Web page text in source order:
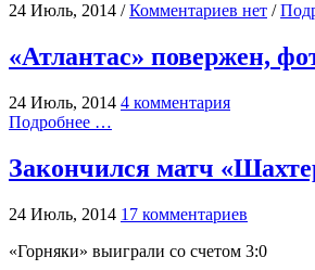
24 Июль, 2014 /Комментариев нет /
«Атлантас» повержен,
24 Июль, 2014 4 комментария
Подробнее …
Закончился матч
24 Июль, 2014 17 комментариев
«Горняки» выиграли со счетом 3:0